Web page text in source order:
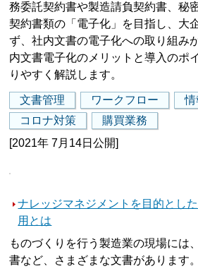
務委託契約書や製造請負契約書、秘
契約書類の「電子化」を目指し、大
ず、社内文書の電子化への取り組み
内文書電子化のメリットと導入のポ
りやすく解説します。
文書管理 ワークフロー
コロナ対策
購買業務
[2021年 7月14日公開]
ナレッジマネジメントを目的とし
用とは
ものづくりを行う製造業の現場には
書など、さまざまな文書があります